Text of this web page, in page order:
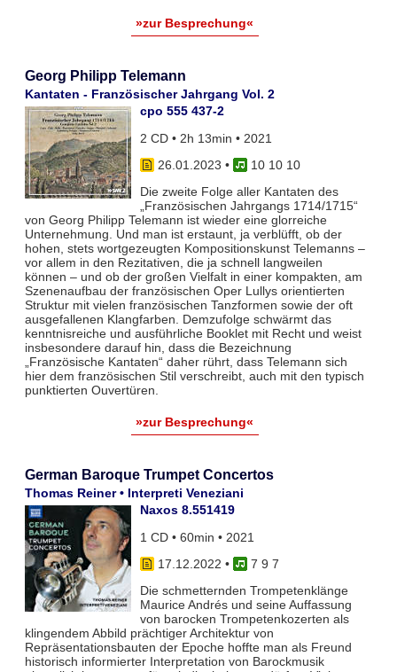
»zur Besprechung«
Georg Philipp Telemann
Kantaten - Französischer Jahrgang Vol. 2
cpo 555 437-2
2 CD • 2h 13min • 2021
26.01.2023 •
10 10 10
Die zweite Folge aller Kantaten des
„Französischen Jahrgangs 1714/1715“
von Georg Philipp Telemann ist wieder eine glorreiche
Unternehmung. Und man ist erstaunt, ja verblüfft, ob der
hohen, stets wortgezeugten Kompositionskunst Telemanns –
vor allem in den Rezitativen, die ja schnell langweilen
können – und ob der großen Vielfalt in einer kompakten, am
Szenenaufbau der französischen Oper Lullys orientierten
Struktur mit vielen französischen Tanzformen sowie der oft
ausgefallenen Klangfarben. Demzufolge schwärmt das
kenntnisreiche und ausführliche Booklet mit Recht und weist
insbesondere darauf hin, dass die Bezeichnung
„Französische Kantaten“ daher rührt, dass Telemann sich
hier dem französischen Stil verschreibt, auch mit den typisch
punktierten Ouvertüren.
»zur Besprechung«
German Baroque Trumpet Concertos
Thomas Reiner • Interpreti Veneziani
Naxos 8.551419
1 CD • 60min • 2021
17.12.2022 •
7 9 7
Die schmetternden Trompetenklänge
Maurice Andrés und seine Auffassung
von barocken Trompetenkozerten als
klingendem Abbild prächtiger Architektur von
Repräsentationsbauten der Epoche hoffte man als Freund
historisch informierter Interpretation von Barockmusik